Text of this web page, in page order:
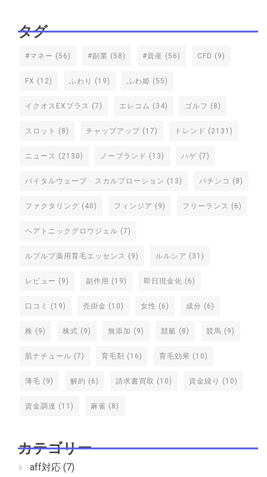
タグ
#マネー (56) #副業 (58) #資産 (56) CFD (9)
FX (12) ふわり (19) ふわ姫 (55)
イクオスEXプラス (7) エレコム (34) ゴルフ (8)
スロット (8) チャップアップ (17) トレンド (2131)
ニュース (2130) ノーブランド (13) ハゲ (7)
バイタルウェーブ スカルプローション (13) パチンコ (8)
ファクタリング (40) フィンジア (9) フリーランス (6)
ヘアトニックグロウジェル (7)
ルプルプ薬用育毛エッセンス (9) ルルシア (31)
レビュー (9) 副作用 (19) 即日現金化 (6)
口コミ (19) 売掛金 (10) 女性 (6) 成分 (6)
株 (9) 株式 (9) 無添加 (9) 競艇 (8) 競馬 (9)
肌ナチュール (7) 育毛剤 (16) 育毛効果 (10)
薄毛 (9) 解約 (6) 請求書買取 (10) 資金繰り (10)
資金調達 (11) 麻雀 (8)
カテゴリー
aff対応 (7)